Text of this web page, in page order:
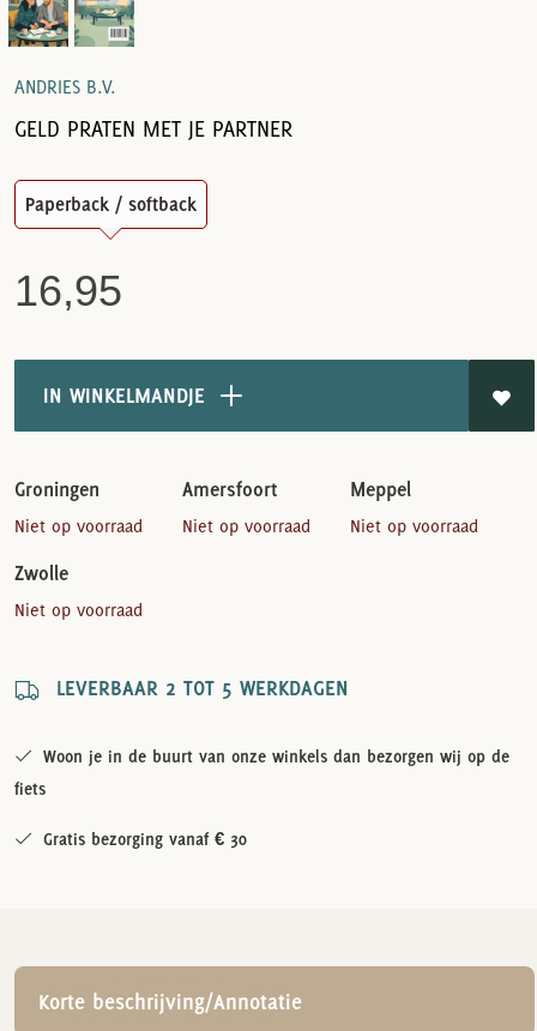
ANDRIES B.V.
GELD PRATEN MET JE PARTNER
Paperback / softback
16,95
IN WINKELMANDJE
Groningen
Niet op voorraad
Amersfoort
Niet op voorraad
Meppel
Niet op voorraad
Zwolle
Niet op voorraad
LEVERBAAR 2 TOT 5 WERKDAGEN
Woon je in de buurt van onze winkels dan bezorgen wij op de
fiets
Gratis bezorging vanaf € 30
Korte beschrijving/Annotatie